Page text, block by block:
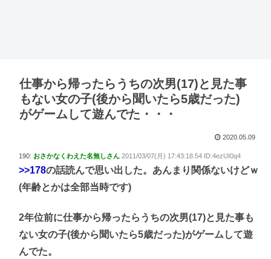
仕事から帰ったらうちの次男(17)と見た事
もない女の子(後から聞いたら5歳だった)
がゲームして遊んでた・・・
2020.05.09
190: おさかなくわえた名無しさん 2011/03/07(月) 17:43:18.54 ID:4ezUI0q4
>>178の話読んで思い出した。あんまり関係ないけどｗ
(年齢とかは全部当時です)
2年位前に仕事から帰ったらうちの次男(17)と見た事も
ない女の子(後から聞いたら5歳だった)がゲームして遊
んでた。